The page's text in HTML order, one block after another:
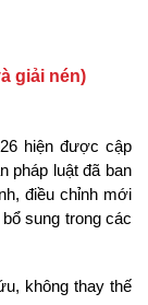
giải nén)
hiện được cập
pháp luật đã ban
điều chỉnh mới
sung trong các
không thay thế